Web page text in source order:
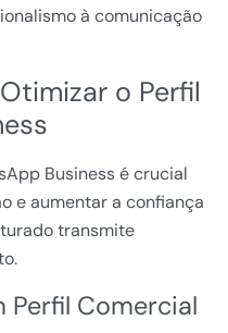
à comunicação
o Perfil
Business é crucial
e aumentar a confiança
transmite
Perfil Comercial